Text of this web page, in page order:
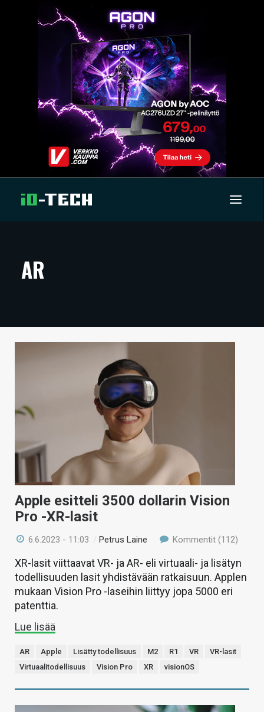
ARTIKKELIT
TECHBBS
KAUPPA
HAKU
AR
Apple esitteli 3500 dollarin Vision
Pro -XR-lasit
6.6.2023 - 11:03 /Petrus Laine Kommentit (112)
XR-lasit viittaavat VR- ja AR- eli virtuaali- ja lisätyn
todellisuuden lasit yhdistävään ratkaisuun. Applen
mukaan Vision Pro -laseihin liittyy jopa 5000 eri
patenttia.
Lue lisää
AR Apple Lisätty todellisuus M2 R1 VR
VR-lasit
Virtuaalitodellisuus
Vision Pro XR visionOS